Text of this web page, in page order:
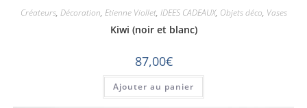
Créateurs, Décoration, Etienne Viollet, IDEES CADEAUX, Objets déco, Vases
Kiwi (noir et blanc)
87,00€
Ajouter au panier